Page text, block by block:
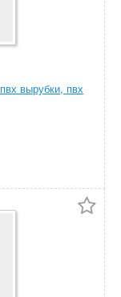
вырубки, пвх